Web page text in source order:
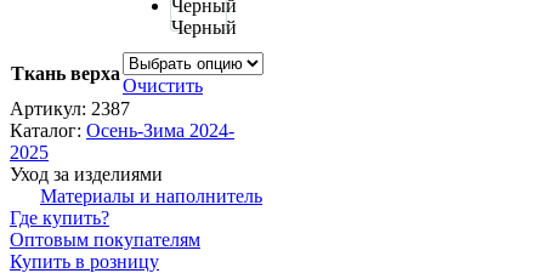
Черный
Ткань верха
Очистить
Артикул: 2387
Каталог: Осень-Зима 2024-
2025
Уход за изделиями
Материалы и наполнитель
Где купить?
Оптовым покупателям
Купить в розницу